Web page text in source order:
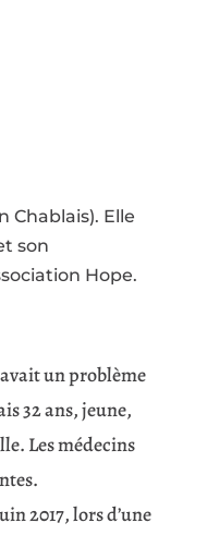
Chablais). Elle
son
Hope.
avait un problème
32 ans, jeune,
Les médecins
2017, lors d’une